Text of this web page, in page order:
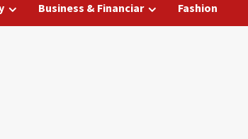
Business & Financiar Fashion